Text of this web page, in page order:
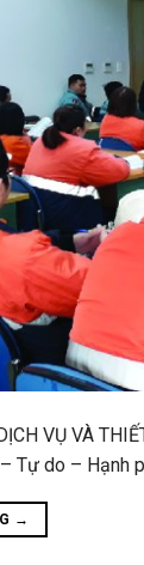
VỤ VÀ
lập – Tự
→